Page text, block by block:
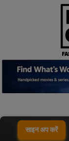
साइन अप करें